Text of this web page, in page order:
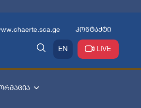
კონტაქტი
EN LIVE